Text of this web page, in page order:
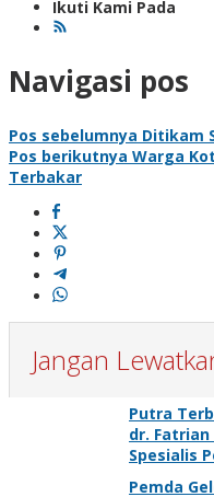
Ikuti Kami Pada
Navigasi pos
Pos sebelumnya Ditikam
Pos berikutnya Warga
Terbakar
Jangan
Putra
dr.
Spesialis
Pemda